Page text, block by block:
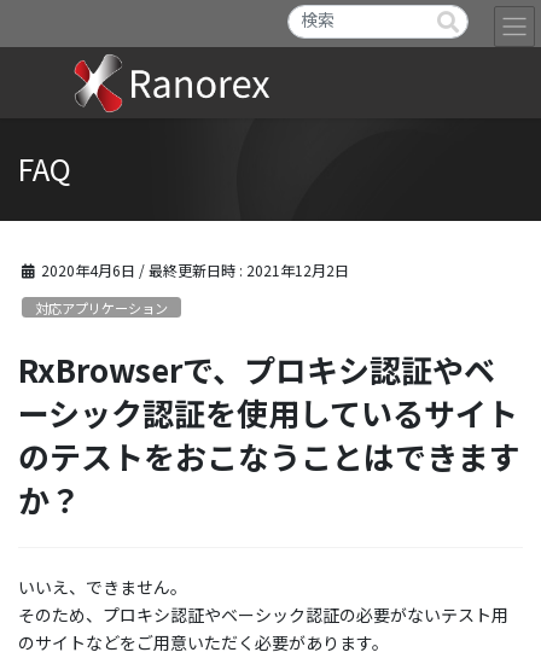
FAQ
2020年4月6日 / 最終更新日時 : 2021年12月2日
対応アプリケーション
RxBrowserで、プロキシ認証やベ
ーシック認証を使用しているサイト
のテストをおこなうことはできます
か？
いいえ、できません。
そのため、プロキシ認証やベーシック認証の必要がないテスト用
のサイトなどをご用意いただく必要があります。